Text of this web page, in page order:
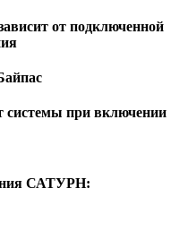
от подключенной
системы при включении
САТУРН: